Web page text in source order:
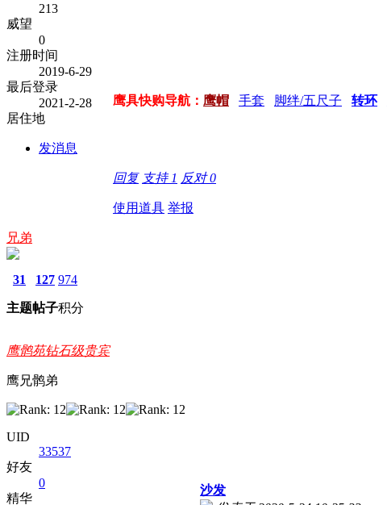
213
威望
0
注册时间
2019-6-29
最后登录
2021-2-28
居住地
发消息
鹰具快购导航： 鹰帽 手套 脚绊/五尺子 转环
回复 支持 1 反对0
使用道具 举报
兄弟
31
主题
127
帖子
974
积分
鹰鹘苑钻石级贵宾
鹰兄鹘弟
UID
33537
好友
0
精华
沙发